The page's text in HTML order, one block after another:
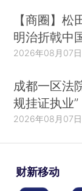
【商圈】
明治折戟中
2026年08月07日
成都一区法
规挂证执业”
2026年08月07日
财新移动